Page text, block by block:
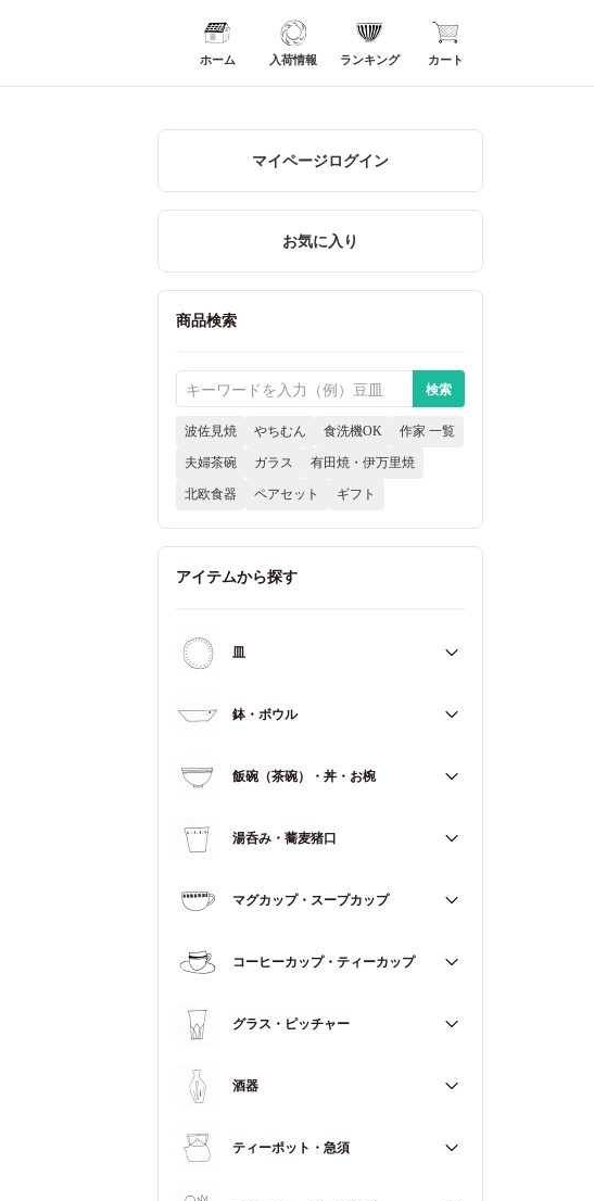
ホーム 入荷情報 ランキング カート
マイページログイン
お気に入り
商品検索
波佐見焼 やちむん 食洗機OK 作家 一覧
夫婦茶碗 ガラス 有田焼・伊万里焼
北欧食器 ペアセット ギフト
アイテムから探す
皿
すべて
取皿・中皿（15～20cm）
鉢・ボウル
すべて
中鉢（13～17cm）
飯碗（茶碗）・丼・お椀
すべて
丼（どんぶり）
湯呑み・蕎麦猪口
蕎麦猪口（そばちょこ）
マグカップ・スープカップ
スープカップ
コーヒーカップ・ティーカップ
グラス・ピッチャー
すべて
酒器
ティーポット・急須